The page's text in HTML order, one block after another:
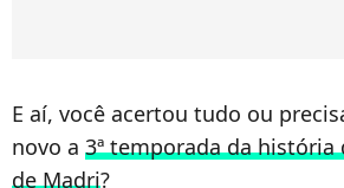
E aí, você acertou tudo ou
novo a 3ª temporada da história
de Madri?